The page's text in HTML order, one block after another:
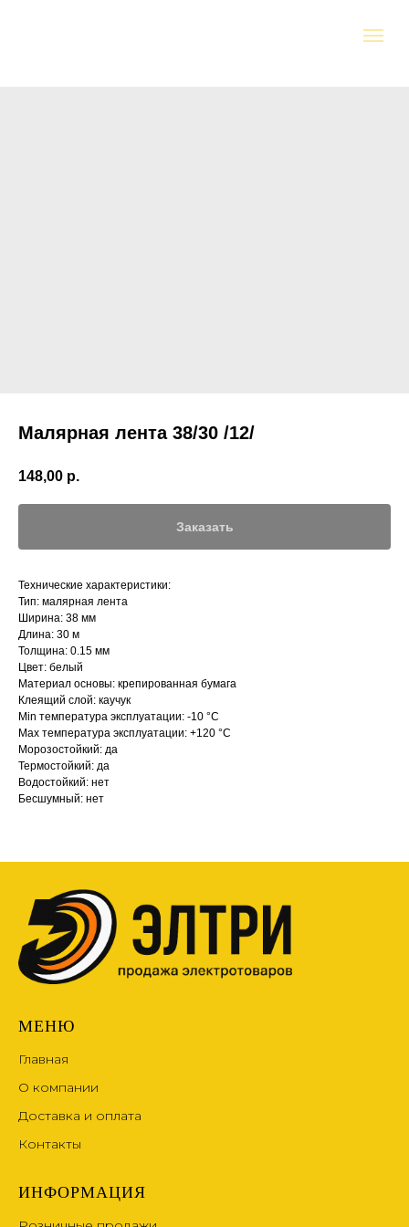
Малярная лента 38/30 /12/
148,00 р.
Заказать
Технические характеристики:
Тип: малярная лента
Ширина: 38 мм
Длина: 30 м
Толщина: 0.15 мм
Цвет: белый
Материал основы: крепированная бумага
Клеящий слой: каучук
Min температура эксплуатации: -10 °С
Max температура эксплуатации: +120 °С
Морозостойкий: да
Термостойкий: да
Водостойкий: нет
Бесшумный: нет
МЕНЮ
Главная
О компании
Доставка и оплата
Контакты
ИНФОРМАЦИЯ